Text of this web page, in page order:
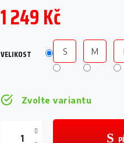
1 249 Kč
cena:
Zvolte variantu
VELIKOST S M L